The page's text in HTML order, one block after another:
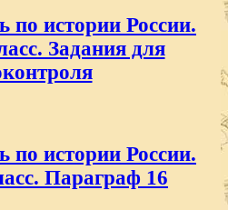
по истории России.
Задания для
по истории России.
Параграф 16